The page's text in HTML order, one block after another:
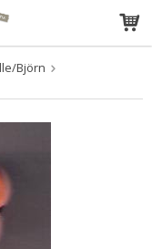
Björn